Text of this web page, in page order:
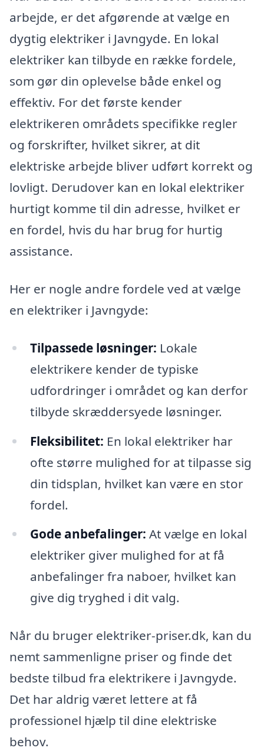
arbejde, er det afgørende at vælge en
dygtig elektriker i Javngyde. En lokal
elektriker kan tilbyde en række fordele,
som gør din oplevelse både enkel og
effektiv. For det første kender
elektrikeren områdets specifikke regler
og forskrifter, hvilket sikrer, at dit
elektriske arbejde bliver udført korrekt og
lovligt. Derudover kan en lokal elektriker
hurtigt komme til din adresse, hvilket er
en fordel, hvis du har brug for hurtig
assistance.
Her er nogle andre fordele ved at vælge
en elektriker i Javngyde:
Tilpassede løsninger: Lokale
elektrikere kender de typiske
udfordringer i området og kan derfor
tilbyde skræddersyede løsninger.
Fleksibilitet: En lokal elektriker har
ofte større mulighed for at tilpasse sig
din tidsplan, hvilket kan være en stor
fordel.
Gode anbefalinger: At vælge en lokal
elektriker giver mulighed for at få
anbefalinger fra naboer, hvilket kan
give dig tryghed i dit valg.
Når du bruger elektriker-priser.dk, kan du
nemt sammenligne priser og finde det
bedste tilbud fra elektrikere i Javngyde.
Det har aldrig været lettere at få
professionel hjælp til dine elektriske
behov.